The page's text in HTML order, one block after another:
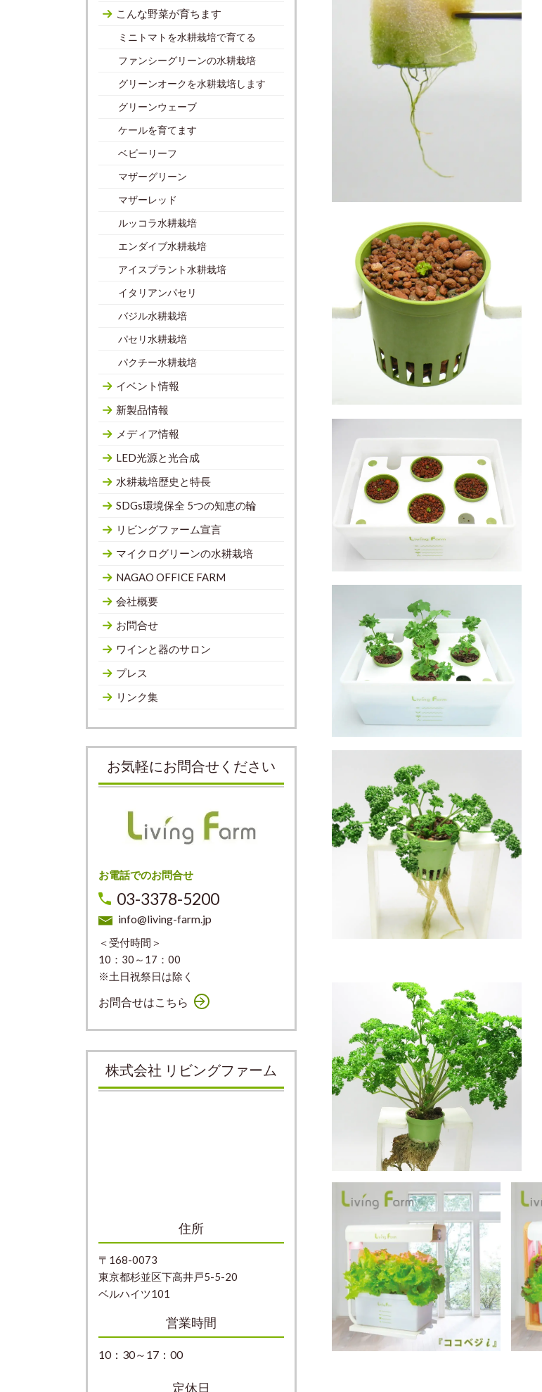
こんな野菜が育ちます
ミニトマトを水耕栽培で育てる
ファンシーグリーンの水耕栽培
グリーンオークを水耕栽培します
グリーンウェーブ
ケールを育てます
ベビーリーフ
マザーグリーン
マザーレッド
ルッコラ水耕栽培
エンダイブ水耕栽培
アイスプラント水耕栽培
イタリアンパセリ
バジル水耕栽培
パセリ水耕栽培
パクチー水耕栽培
イベント情報
新製品情報
メディア情報
LED光源と光合成
水耕栽培歴史と特長
SDGs環境保全 5つの知恵の輪
リビングファーム宣言
マイクログリーンの水耕栽培
NAGAO OFFICE FARM
会社概要
お問合せ
ワインと器のサロン
プレス
リンク集
お気軽にお問合せください
お電話でのお問合せ
03-3378-5200
info@living-farm.jp
＜受付時間＞
10：30～17：00
※土日祝祭日は除く
お問合せはこちら
株式会社 リビングファーム
住所
〒168-0073
東京都杉並区下高井戸5-5-20
ベルハイツ101
営業時間
10：30～17：00
定休日